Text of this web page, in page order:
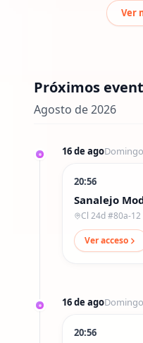
Ver
Próximos
Agosto de 2026
16 de agoDomingo
20:56
Sanalejo
Cl 24d #80a-12
Ver acceso
16 de agoDomingo
20:56